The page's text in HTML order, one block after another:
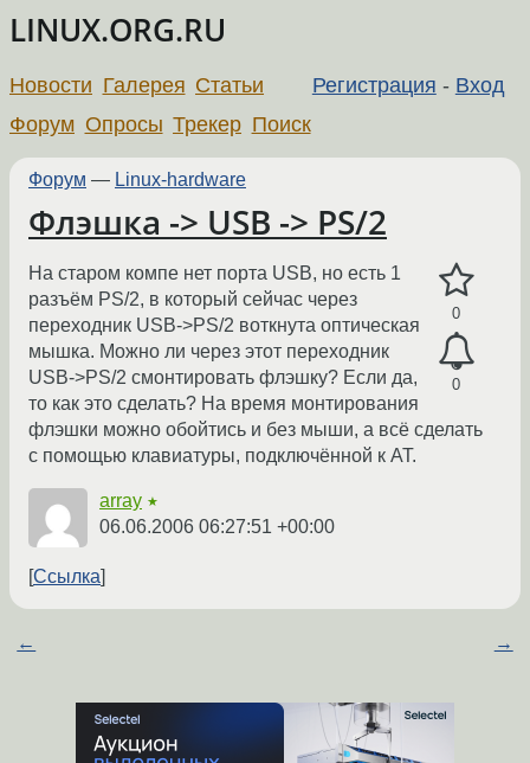
LINUX.ORG.RU
Регистрация - Вход
Новости Галерея Статьи
Форум Опросы Трекер Поиск
Форум — Linux-hardware
Флэшка -> USB -> PS/2
0
0
На старом компе нет порта USB, но есть 1
разъём PS/2, в который сейчас через
переходник USB->PS/2 воткнута оптическая
мышка. Можно ли через этот переходник
USB->PS/2 смонтировать флэшку? Если да,
то как это сделать? На время монтирования
флэшки можно обойтись и без мыши, а всё сделать
с помощью клавиатуры, подключённой к AT.
array ★
06.06.2006 06:27:51 +00:00
Ссылка
← →